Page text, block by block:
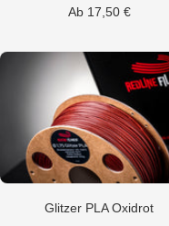
Angebotspreis
Ab 17,50 €
Glitzer PLA Oxidrot